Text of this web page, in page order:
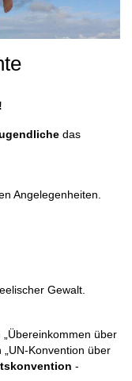
das
Angelegenheiten.
Gewalt.
über
Konvention über
-